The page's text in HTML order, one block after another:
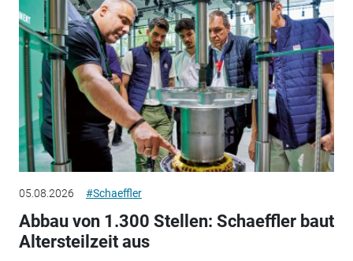
05.08.2026 #Schaeffler
Abbau von 1.300 Stellen: Schaeffler baut
Altersteilzeit aus